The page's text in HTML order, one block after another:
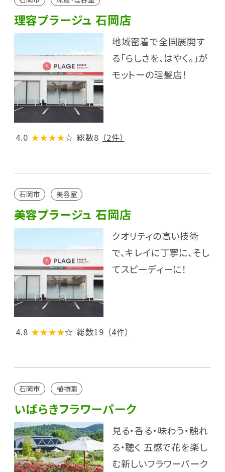
理容プラージュ 石岡店
地域密着で全国展開す
る「らしさを、はやく。」が
モットーの理髪店！
4.0 ★★★★☆ 総数8 （2件）
石岡市 美容室
美容プラージュ 石岡店
クオリティの高い技術
で、キレイに丁寧に、そし
てスピーディーに！
4.8 ★★★★☆ 総数19 （4件）
石岡市 植物園
いばらきフラワーパーク
見る・香る・味わう・触れ
る・聴く 五感で花を楽し
む新しいフラワーパーク